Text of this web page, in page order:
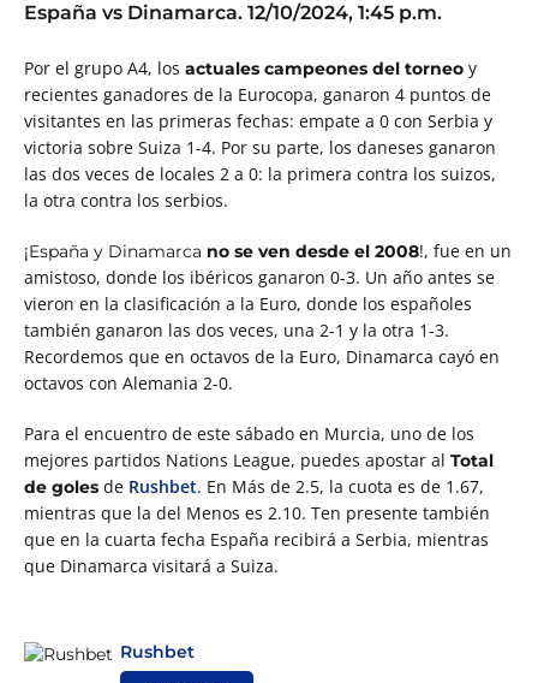
España vs Dinamarca. 12/10/2024, 1:45 p.m.
Por el grupo A4, los actuales campeones del torneo y
recientes ganadores de la Eurocopa, ganaron 4 puntos de
visitantes en las primeras fechas: empate a 0 con Serbia y
victoria sobre Suiza 1-4. Por su parte, los daneses ganaron
las dos veces de locales 2 a 0: la primera contra los suizos,
la otra contra los serbios.
¡España y Dinamarca no se ven desde el 2008!, fue en un
amistoso, donde los ibéricos ganaron 0-3. Un año antes se
vieron en la clasificación a la Euro, donde los españoles
también ganaron las dos veces, una 2-1 y la otra 1-3.
Recordemos que en octavos de la Euro, Dinamarca cayó en
octavos con Alemania 2-0.
Para el encuentro de este sábado en Murcia, uno de los
mejores partidos Nations League, puedes apostar al Total
de goles de Rushbet. En Más de 2.5, la cuota es de 1.67,
mientras que la del Menos es 2.10. Ten presente también
que en la cuarta fecha España recibirá a Serbia, mientras
que Dinamarca visitará a Suiza.
Rushbet